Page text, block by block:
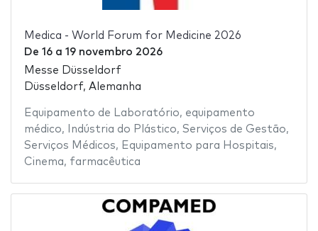
Medica - World Forum for Medicine 2026
De 16a 19 novembro 2026
Messe Düsseldorf
Düsseldorf, Alemanha
Equipamento de Laboratório, equipamento
médico, Indústria do Plástico, Serviços de Gestão,
Serviços Médicos, Equipamento para Hospitais,
Cinema, farmacêutica